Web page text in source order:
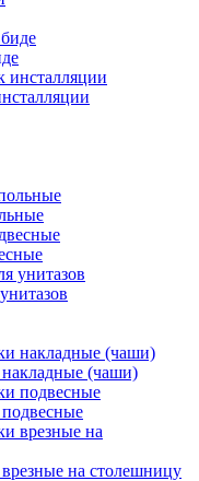
(чаши)
на столешницу